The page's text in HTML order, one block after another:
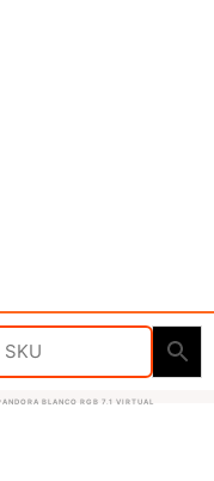
BLANCO RGB 7.1 VIRTUAL